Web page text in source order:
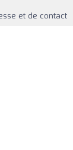
et de contact